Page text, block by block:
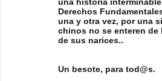
Derechos
una y otra vez, por una
chinos no se enteren de
de sus narices..
Un besote, para tod@s.